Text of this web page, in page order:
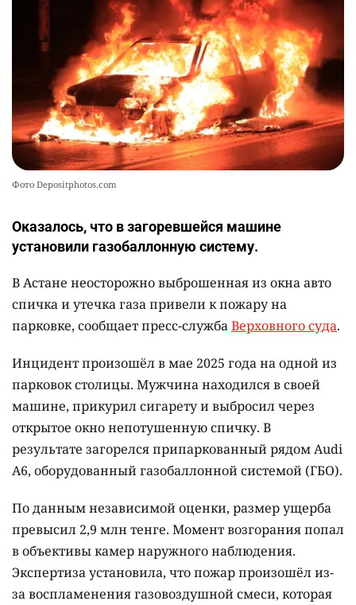
Фото Depositphotos.com
Оказалось, что в загоревшейся машине
установили газобаллонную систему.
В Астане неосторожно выброшенная из окна авто
спичка и утечка газа привели к пожару на
парковке, сообщает пресс-службаВерховного суда.
Инцидент произошёл в мае 2025 года на одной из
парковок столицы. Мужчина находился в своей
машине, прикурил сигарету и выбросил через
открытое окно непотушенную спичку. В
результате загорелся припаркованный рядом Audi
A6, оборудованный газобаллонной системой (ГБО).
По данным независимой оценки, размер ущерба
превысил 2,9 млн тенге. Момент возгорания попал
в объективы камер наружного наблюдения.
Экспертиза установила, что пожар произошёл из-
за воспламенения газовоздушной смеси, которая